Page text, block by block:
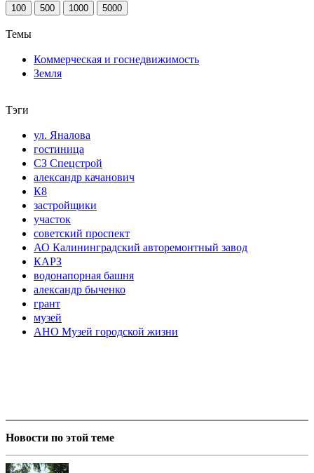
100 500 1000 5000
Темы
Коммерческая и госнедвижимость
Земля
Тэги
ул. Яналова
гостиница
СЗ Спецстрой
александр качанович
К8
застройщики
участок
советский проспект
АО Калининградский авторемонтный завод
КАРЗ
водонапорная башня
александр быченко
грант
музей
АНО Музей городской жизни
Новости по этой теме